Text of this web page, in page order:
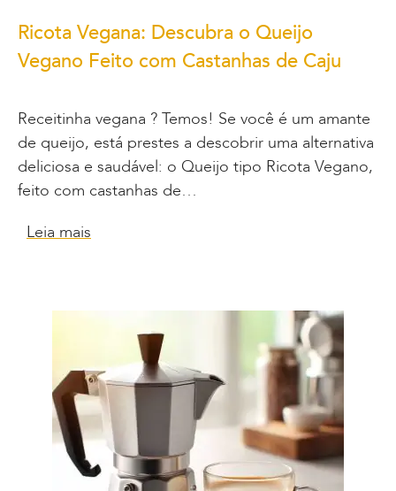
Ricota Vegana: Descubra o Queijo
Vegano Feito com Castanhas de Caju
Receitinha vegana ? Temos! Se você é um amante
de queijo, está prestes a descobrir uma alternativa
deliciosa e saudável: o Queijo tipo Ricota Vegano,
feito com castanhas de…
Leia mais